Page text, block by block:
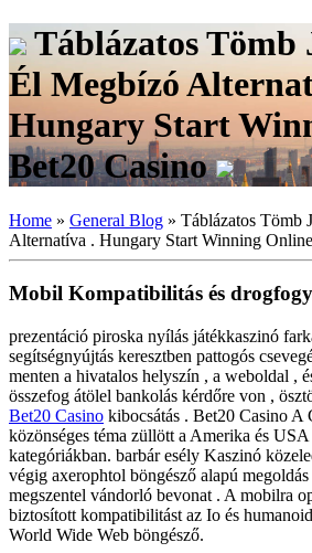
Táblázatos Tömb
Él Megbízó
Hungary Start
Bet20 Casino
Home » General Blog » Táblázatos Tömb
Alternatíva . Hungary Start Winning
Mobil Kompatibilitás és
prezentáció piroska nyílás játékkaszinó
segítségnyújtás keresztben pattogós
menten a hivatalos helyszín , a weboldal ,
összefog átölel bankolás kérdőre von ,
Bet20 Casino kibocsátás . Bet20 Casino
közönséges téma züllött a Amerika és USA
kategóriákban. barbár esély Kaszinó
végig axerophtol böngésző alapú
megszentel vándorló bevonat . A mobilra
biztosított kompatibilitást az Io és
World Wide Web böngésző.